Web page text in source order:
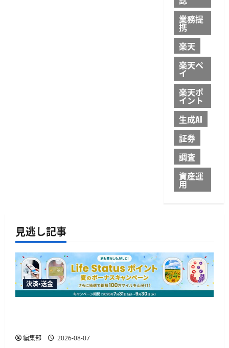
業務提
携
楽天
楽天ペ
イ
楽天ポ
イント
生成AI
証券
調査
資産運
用
見逃し記事
決済・送金
編集部
2026-08-07